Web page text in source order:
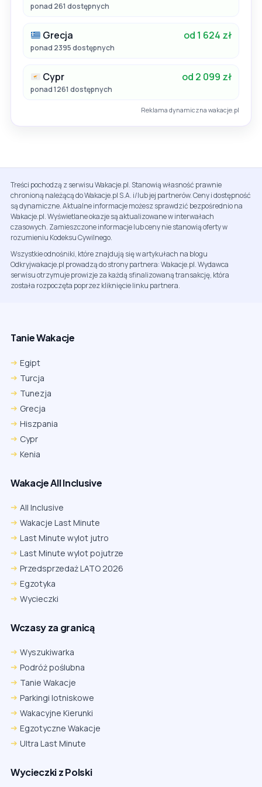
ponad 261 dostępnych
Grecja od 1 624 zł
ponad 2395 dostępnych
Cypr od 2 099 zł
ponad 1261 dostępnych
Reklama dynamiczna wakacje.pl
Treści pochodzą z serwisu Wakacje.pl. Stanowią własność prawnie
chronioną należącą do Wakacje.pl S.A. i/lub jej partnerów. Ceny i dostępność
są dynamiczne. Aktualne informacje możesz sprawdzić bezpośrednio na
Wakacje.pl. Wyświetlane okazje są aktualizowane w interwałach
czasowych. Zamieszczone informacje lub ceny nie stanowią oferty w
rozumieniu Kodeksu Cywilnego.
Wszystkie odnośniki, które znajdują się w artykułach na blogu
Odkryjwakacje.pl prowadzą do strony partnera: Wakacje.pl. Wydawca
serwisu otrzymuje prowizje za każdą sfinalizowaną transakcję, która
została rozpoczęta poprzez kliknięcie linku partnera.
Tanie Wakacje
Egipt
Turcja
Tunezja
Grecja
Hiszpania
Cypr
Kenia
Wakacje All Inclusive
All Inclusive
Wakacje Last Minute
Last Minute wylot jutro
Last Minute wylot pojutrze
Przedsprzedaż LATO 2026
Egzotyka
Wycieczki
Wczasy za granicą
Wyszukiwarka
Podróż poślubna
Tanie Wakacje
Parkingi lotniskowe
Wakacyjne Kierunki
Egzotyczne Wakacje
Ultra Last Minute
Wycieczki z Polski